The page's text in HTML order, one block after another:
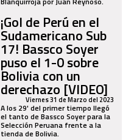
¡Gol de Perú en el
Sudamericano Sub
17! Bassco Soyer
puso el 1-0 sobre
Bolivia con un
derechazo [VIDEO]
Viernes 31 de Marzo del 2023
A los 29' del primer tiempo llegó
el tanto de Bassco Soyer para la
Selección Peruana frente a la
tienda de Bolivia.